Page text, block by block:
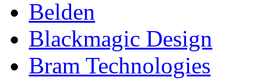
Belden
Blackmagic Design
Bram Technologies